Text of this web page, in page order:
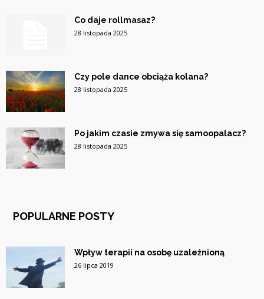
Co daje rollmasaz?
28 listopada 2025
Czy pole dance obciąża kolana?
28 listopada 2025
Po jakim czasie zmywa się samoopalacz?
28 listopada 2025
POPULARNE POSTY
Wpływ terapii na osobę uzależnioną
26 lipca 2019